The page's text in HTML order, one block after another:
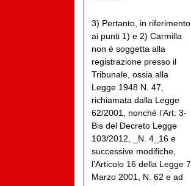
3) Pertanto, in riferimento
ai punti 1) e 2) Carmilla
non è soggetta alla
registrazione presso il
Tribunale, ossia alla
Legge 1948 N. 47,
richiamata dalla Legge
62/2001, nonché l’Art. 3-
Bis del Decreto Legge
103/2012, _N. 4_16 e
successive modifiche,
l’Articolo 16 della Legge 7
Marzo 2001, N. 62 e ad